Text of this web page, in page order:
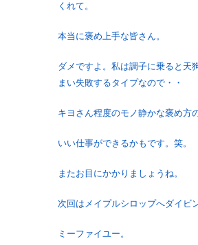
くれて。
本当に褒め上手な皆さん。
ダメですよ。私は調子に乗ると天
まい失敗するタイプなので・・
キヨさん程度のモノ静かな褒め方
いい仕事ができるかもです。笑。
またお目にかかりましょうね。
次回はメイプルシロップへダイビ
ミーファイユー。